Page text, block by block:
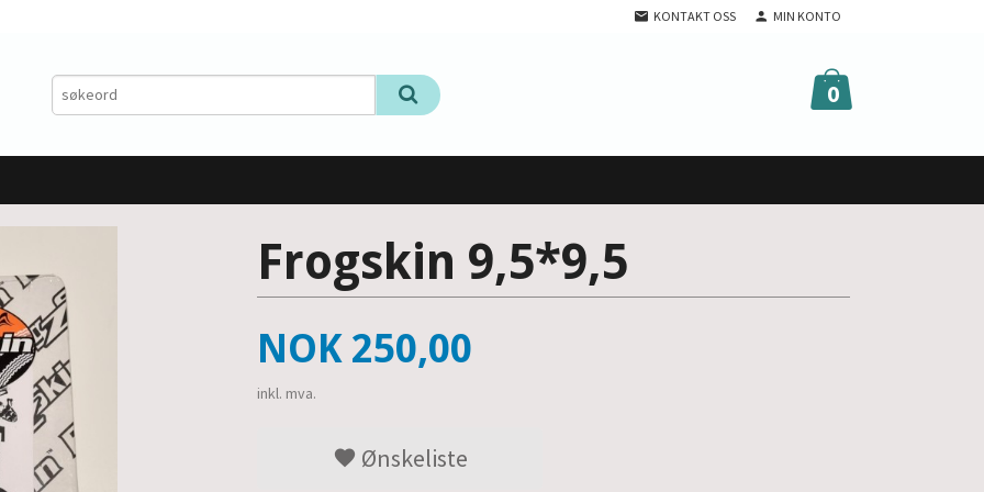
KONTAKT OSS MIN KONTO
0
Frogskin 9,5*9,5
Pris
NOK 250,00
inkl. mva.
Ønskeliste